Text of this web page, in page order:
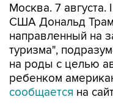
Москва. 7 августа.
США Дональд
направленный на
туризма",
на роды с целью
ребенком
сообщается на